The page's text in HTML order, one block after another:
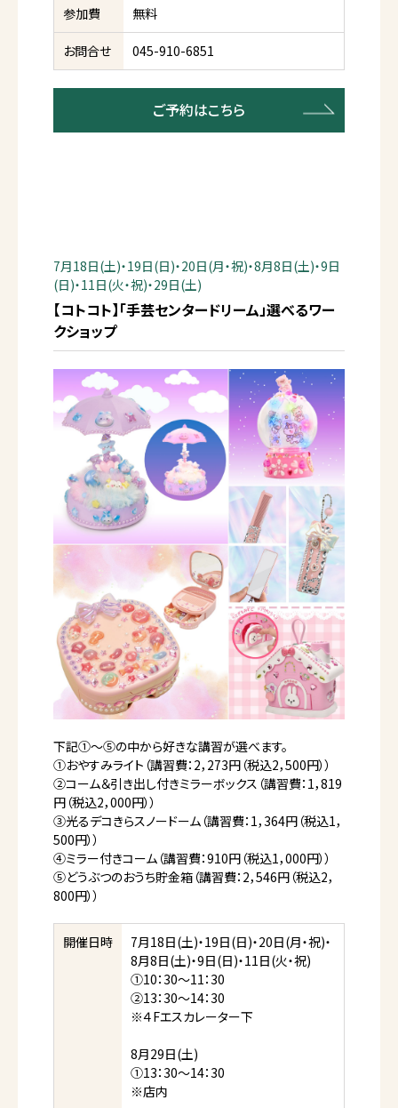
参加費 無料
お問合せ 045-910-6851
ご予約はこちら
7月18日(土)・19日(日)・20日(月・祝)・8月8日(土)・9日
(日)・11日(火・祝)・29日(土)
【コトコト】「手芸センタードリーム」選べるワー
クショップ
下記①～⑤の中から好きな講習が選べます。
①おやすみライト（講習費：2，273円（税込2，500円））
②コーム＆引き出し付きミラーボックス（講習費：1，819
円（税込2，000円））
③光るデコきらスノードーム（講習費：1，364円（税込1，
500円））
④ミラー付きコーム（講習費：910円（税込1，000円））
⑤どうぶつのおうち貯金箱（講習費：2，546円（税込2，
800円））
開催日時
7月18日(土)・19日(日)・20日(月・祝)・
8月8日(土)・9日(日)・11日(火・祝)
①10：30～11：30
②13：30～14：30
※４Fエスカレーター下
8月29日(土)
①13：30～14：30
※店内